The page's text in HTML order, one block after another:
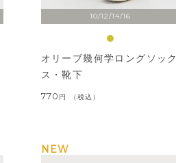
10/12/14/16
オリーブ幾何学ロングソック
ス・靴下
770 税込
NEW